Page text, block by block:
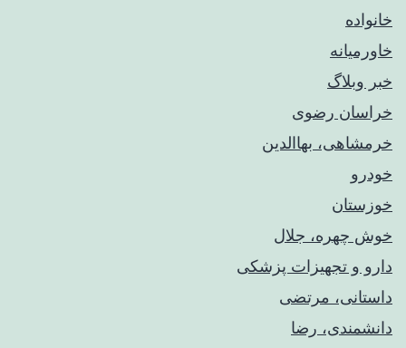
خانواده
خاورمیانه
خبر وبلاگ
خراسان رضوی
خرمشاهی، بهاالدین
خودرو
خوزستان
خوش چهره، جلال
دارو و تجهیزات پزشکی
داستانی، مرتضی
دانشمندی، رضا